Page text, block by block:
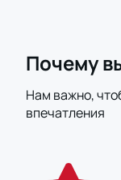
титулов – 31, а
Соперником
известный
абсолютный
Почему
Нам важно,
впечатления